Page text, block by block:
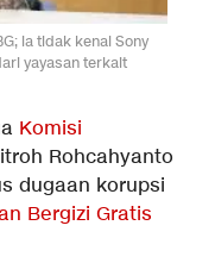
ia tidak kenal Sony
yayasan terkait
Komisi
Rohcahyanto
dugaan korupsi
Bergizi Gratis